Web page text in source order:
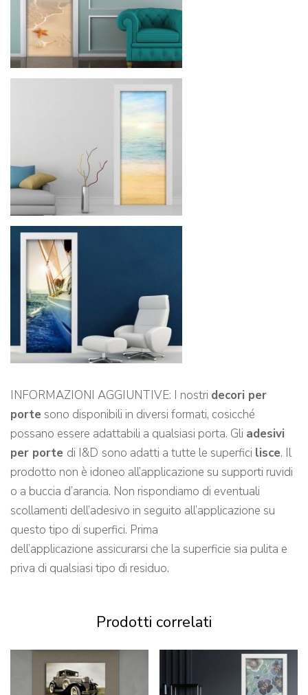
INFORMAZIONI AGGIUNTIVE: I nostri decori per
porte sono disponibili in diversi formati, cosicché
possano essere adattabili a qualsiasi porta. Gli adesivi
per porte di I&D sono adatti a tutte le superfici lisce. Il
prodotto non è idoneo all’applicazione su supporti ruvidi
o a buccia d’arancia. Non rispondiamo di eventuali
scollamenti dell’adesivo in seguito all’applicazione su
questo tipo di superfici. Prima
dell’applicazione assicurarsi che la superficie sia pulita e
priva di qualsiasi tipo di residuo.
Prodotti correlati